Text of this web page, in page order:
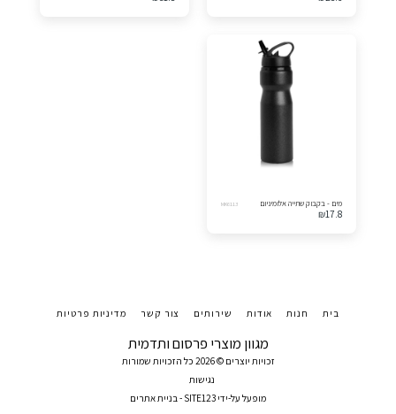
מים - בקבוק שתייה אלומיניום MK6113
₪17.8
מגוון מוצרי פרסום ותדמית
זכויות יוצרים © 2026 כל הזכויות שמורות
נגישות
מופעל על-ידי SITE123
- בניית אתרים
בית חנות אודות שירותים צור קשר מדיניות פרטיות